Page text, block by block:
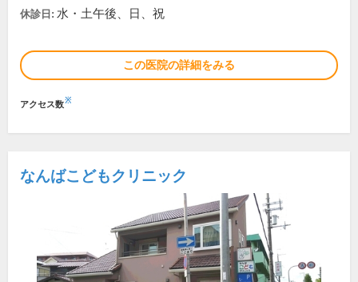
休診日: 水・土午後、日、祝
この医院の詳細をみる
アクセス数※
なんばこどもクリニック